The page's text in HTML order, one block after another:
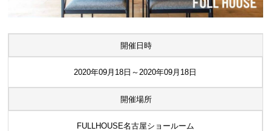
開催日時
2020年09月18日～2020年09月18日
開催場所
FULLHOUSE名古屋ショールーム